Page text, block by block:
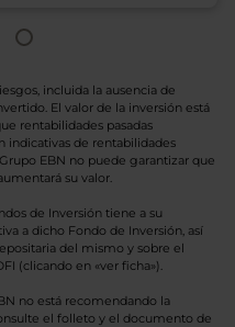
incluida la ausencia de
El valor de la inversión está
rentabilidades pasadas
indicativas de rentabilidades
EBN no puede garantizar que
su valor.
de Inversión tiene a su
a dicho Fondo de Inversión, así
del mismo y sobre el
(clicando en «ver ficha»).
no está recomendando la
el folleto y el documento de